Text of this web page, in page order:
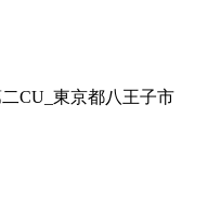
CU_東京都八王子市